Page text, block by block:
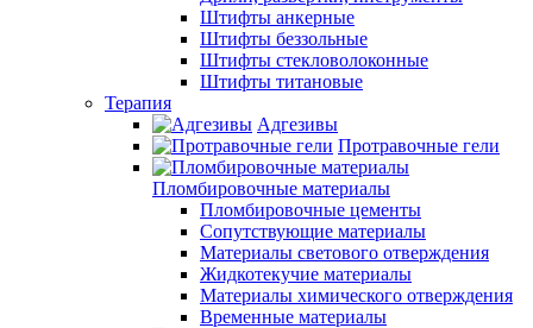
Штифты анкерные
Штифты беззольные
Штифты стекловолоконные
Штифты титановые
Терапия
Адгезивы
Протравочные гели
Пломбировочные материалы
Пломбировочные цементы
Сопутствующие материалы
Материалы светового отверждения
Жидкотекучие материалы
Материалы химического отверждения
Временные материалы